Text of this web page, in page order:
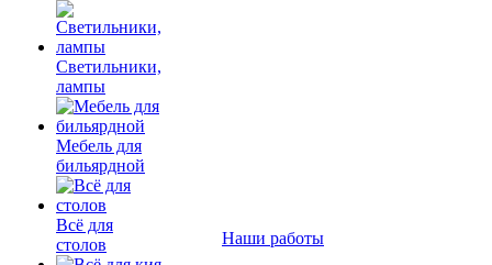
Светильники,
лампы
Мебель для
бильярдной
Всё для
столов
Наши работы